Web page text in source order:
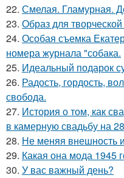
22. Смелая. Гламурная.
23. Образ для
24. Особая съемка
номера журнала "собака.
25. Идеальный подарок
26. Радость, гордость,
свобода.
27. История о том, как
в камерную свадьбу на
28. Не меняя внешность
29. Какая она мода 1945
30. У вас важный день?